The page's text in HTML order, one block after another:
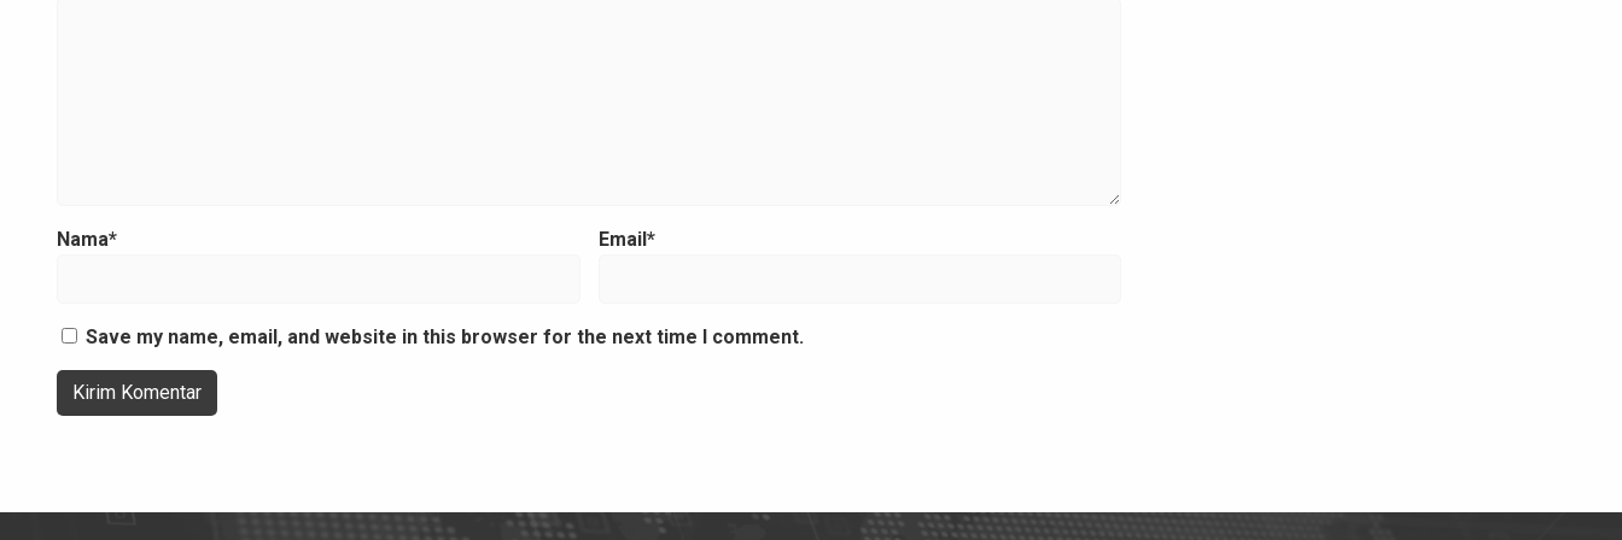
Nama* Email*
Save my name, email, and website in this browser for the next time I comment.